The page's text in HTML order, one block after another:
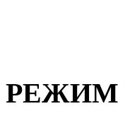
РЕЖИМ